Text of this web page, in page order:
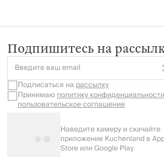
Подпишитесь на
Введите ваш email
Подписаться на рассылку
Принимаюполитику конфиденциальности
пользовательское соглашение
Наведите камеру и скачайте
приложение Kuchenland в
Store или Google Play